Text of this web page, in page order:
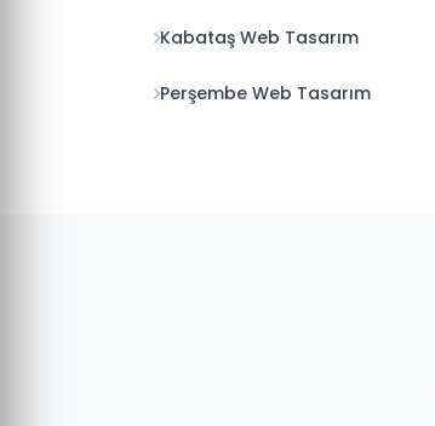
Kabataş Web Tasarım
Perşembe Web Tasarım